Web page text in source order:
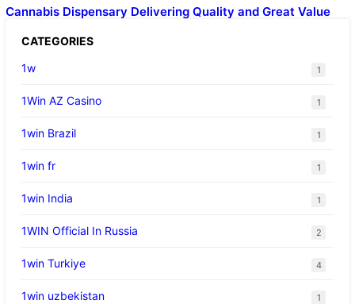
Cannabis Dispensary Delivering Quality and Great Value
CATEGORIES
1w
1
1Win AZ Casino 1
1win Brazil 1
1win fr 1
1win India 1
1WIN Official In Russia 2
1win Turkiye 4
1win uzbekistan 1